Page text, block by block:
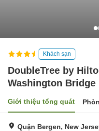
Khách sạn
DoubleTree by
Washington Bridge
Giới thiệu tổng quát
Quận Bergen, New